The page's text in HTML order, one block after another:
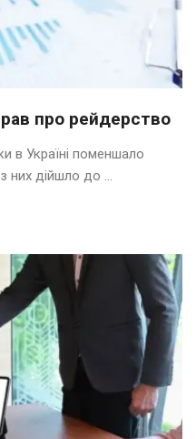
про рейдерство
в Україні поменшало
них дійшло до ...